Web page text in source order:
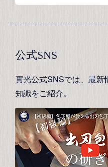
公式SNS
實光公式SNSでは、最
知識をご紹介。